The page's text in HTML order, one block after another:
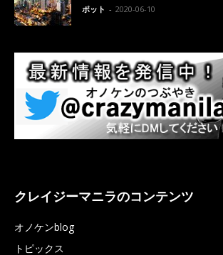
ポット - 2020-06-10
クレイジーマニラのコンテンツ
オノケンblog
トピックス